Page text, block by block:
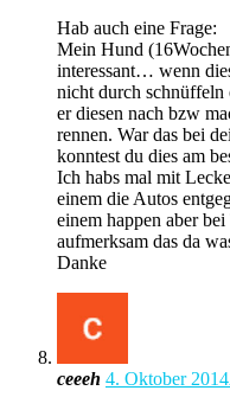
Hab auch eine Frage:
Mein Hund
interessant… wenn
nicht durch schnüffeln
er diesen nach bzw
rennen. War das bei
konntest du dies am
Ich habs mal mit
einem die Autos
einem happen aber
aufmerksam das da
Danke
ceeeh 4. Oktober 2014